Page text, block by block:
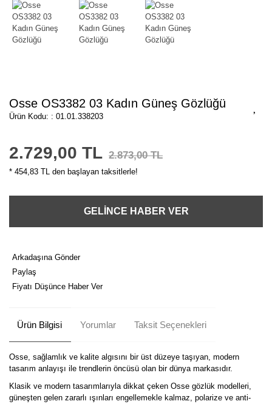
Osse OS3382 03 Kadın Güneş Gözlüğü
Ürün Kodu: : 01.01.338203
2.729,00 TL 2.873,00 TL
* 454,83 TL den başlayan taksitlerle!
GELİNCE HABER VER
Arkadaşına Gönder
Paylaş
Fiyatı Düşünce Haber Ver
Ürün Bilgisi Yorumlar Taksit Seçenekleri
Osse, sağlamlık ve kalite algısını bir üst düzeye taşıyan, modern
tasarım anlayışı ile trendlerin öncüsü olan bir dünya markasıdır.
Klasik ve modern tasarımlarıyla dikkat çeken Osse gözlük modelleri,
güneşten gelen zararlı ışınları engellemekle kalmaz, polarize ve anti-